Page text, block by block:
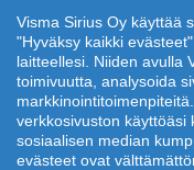
Visma Sirius Oy käyttää
"Hyväksy kaikki
laitteellesi. Niiden avulla
toimivuutta, analysoida
verkkosivuston käyttöäsi
sosiaalisen median
evästeet ovat
Talotyyppi
Kerrostalo